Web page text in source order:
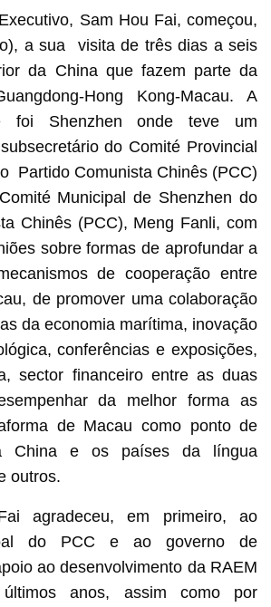
Sam Hou Fai, começou,
a sua visita de três dias a seis
da China que fazem parte da
Hong Kong-Macau. A
foi Shenzhen onde teve um
do Comité Provincial
Partido Comunista Chinês (PCC)
Municipal de Shenzhen do
Chinês (PCC), Meng Fanli, com
sobre formas de aprofundar a
de cooperação entre
de promover uma colaboração
da economia marítima, inovação
conferências e exposições,
sector financeiro entre as duas
da melhor forma as
de Macau como ponto de
China e os países da língua
outros.
agradeceu, em primeiro, ao
do PCC e ao governo de
ao desenvolvimento da RAEM
anos, assim como por